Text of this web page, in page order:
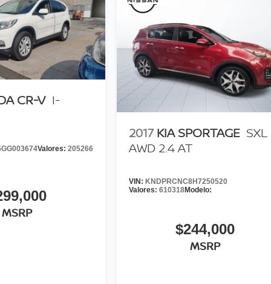
CR-V I-
Valores: 205266
MSRP
2017 KIA SPORTAGE SXL
AWD 2.4 AT
VIN: KNDPRCNC8H7250520
Valores:610318Modelo:
$244,000
MSRP